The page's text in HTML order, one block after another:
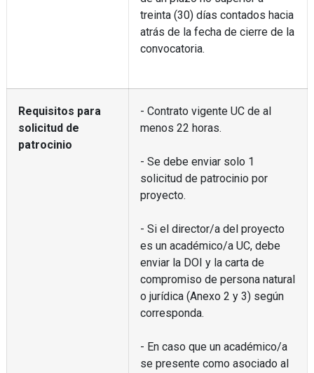
treinta (30) días contados hacia
atrás de la fecha de cierre de la
convocatoria.
Requisitos para
solicitud de
patrocinio
- Contrato vigente UC de al
menos 22 horas.
- Se debe enviar solo 1
solicitud de patrocinio por
proyecto.
- Si el director/a del proyecto
es un académico/a UC, debe
enviar la DOI y la carta de
compromiso de persona natural
o jurídica (Anexo 2 y 3) según
corresponda.
- En caso que un académico/a
se presente como asociado al